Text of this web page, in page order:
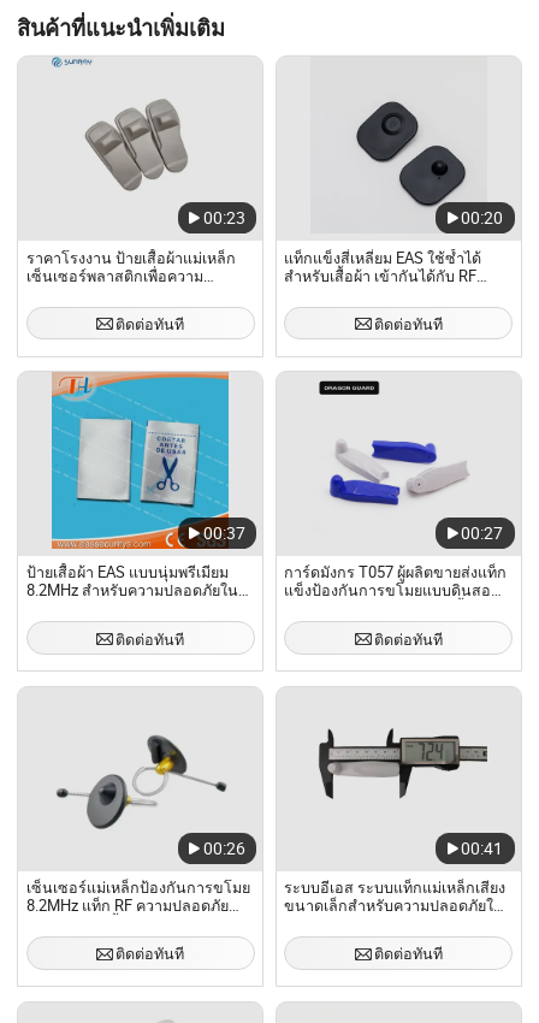
สินค้าที่แนะนำเพิ่มเติม
00:23
ราคาโรงงาน ป้ายเสื้อผ้าแม่เหล็ก
เซ็นเซอร์พลาสติกเพื่อความ
ติดต่อทันที
00:20
แท็กแข็งสี่เหลี่ยม EAS ใช้ซ้ำได้
สำหรับเสื้อผ้า เข้ากันได้กับ RF
ร้านซูเปอร์มาร์เก็ต 8.2MHz ระบบ
RF EAS แท็กแข็งสี่เหลี่ยม
ติดต่อทันที
00:37
ป้ายเสื้อผ้า EAS แบบนุ่มพรีเมียม
8.2MHz สำหรับความปลอดภัยใน
ติดต่อทันที
00:27
การ์ดมังกร T057 ผู้ผลิตขายส่งแท็ก
แข็งป้องกันการขโมยแบบดินสอ
ติดต่อทันที
00:26
เซ็นเซอร์แม่เหล็กป้องกันการขโมย
8.2MHz แท็ก RF ความปลอดภัย
สำหรับป้องกันการขโมย
ติดต่อทันที
00:41
ระบบอีเอส ระบบแท็กแม่เหล็กเสียง
ขนาดเล็กสำหรับความปลอดภัยใน
ติดต่อทันที